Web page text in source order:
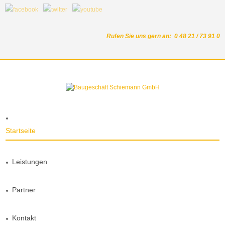
Rufen Sie uns gern an: 0 48 21 / 73 91 0
Startseite
Leistungen
Partner
Kontakt